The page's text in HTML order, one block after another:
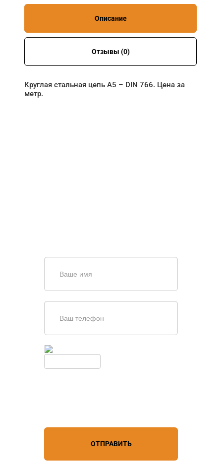
Описание
Отзывы (0)
Круглая стальная цепь A5 – DIN 766. Цена за
метр.
ОТПРАВИТЬ